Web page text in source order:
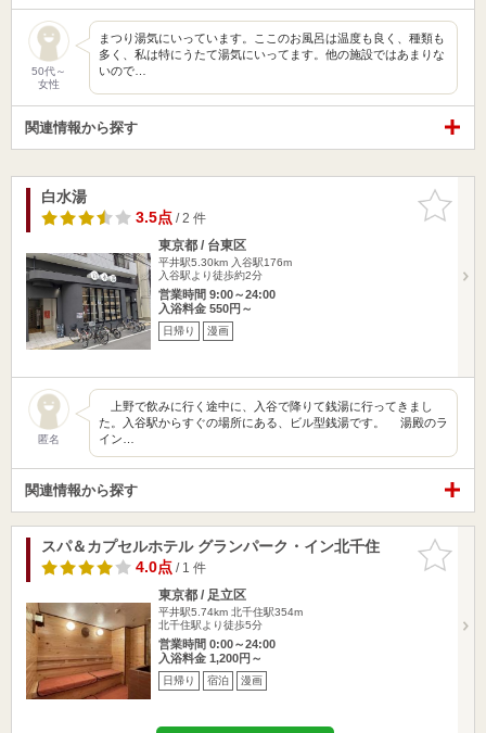
50代～
女性
まつり湯気にいっています。ここのお風呂は温度も良く、種類も
多く、私は特にうたて湯気にいってます。他の施設ではあまりな
いので…
関連情報から探す
お気に入
りに追加
白水湯
3.5点/ 2 件
東京都 / 台東区
平井駅5.30km 入谷駅176m
入谷駅より徒歩約2分
営業時間 9:00～24:00
入浴料金 550円～
日帰り 漫画
匿名
上野で飲みに行く途中に、入谷で降りて銭湯に行ってきまし
た。入谷駅からすぐの場所にある、ビル型銭湯です。 湯殿のラ
イン…
関連情報から探す
お気に入
りに追加
スパ＆カプセルホテル グランパーク・イン北千住
4.0点/ 1 件
東京都 / 足立区
平井駅5.74km 北千住駅354m
北千住駅より徒歩5分
営業時間 0:00～24:00
入浴料金 1,200円～
日帰り 宿泊 漫画